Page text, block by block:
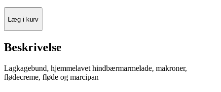
Læg i kurv
Beskrivelse
Lagkagebund, hjemmelavet hindbærmarmelade, makroner,
flødecreme, fløde og marcipan